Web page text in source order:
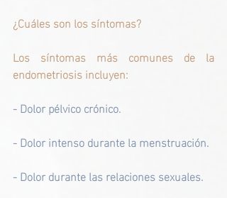
¿Cuáles son los síntomas?
Los síntomas más comunes de la
endometriosis incluyen:
- Dolor pélvico crónico.
- Dolor intenso durante la menstruación.
- Dolor durante las relaciones sexuales.